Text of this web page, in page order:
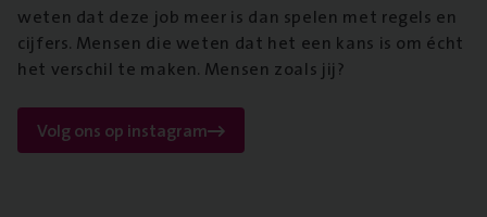
weten dat deze job meer is dan spelen met regels en
cijfers. Mensen die weten dat het een kans is om écht
het verschil te maken. Mensen zoals jij?
Volg ons op instagram